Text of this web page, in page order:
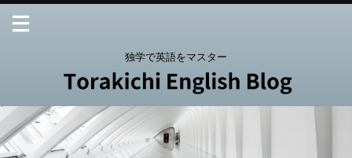
独学で英語をマスター